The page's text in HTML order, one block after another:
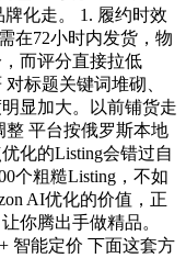
化走。 1. 履约时效
在72小时内发货，物
而评分直接拉低
标题关键词堆砌、
显加大。以前铺货走
整 平台按俄罗斯本地
化的Listing会错过自
个粗糙Listing，不如
AI优化的价值，正
你腾出手做精品。
智能定价 下面这套方